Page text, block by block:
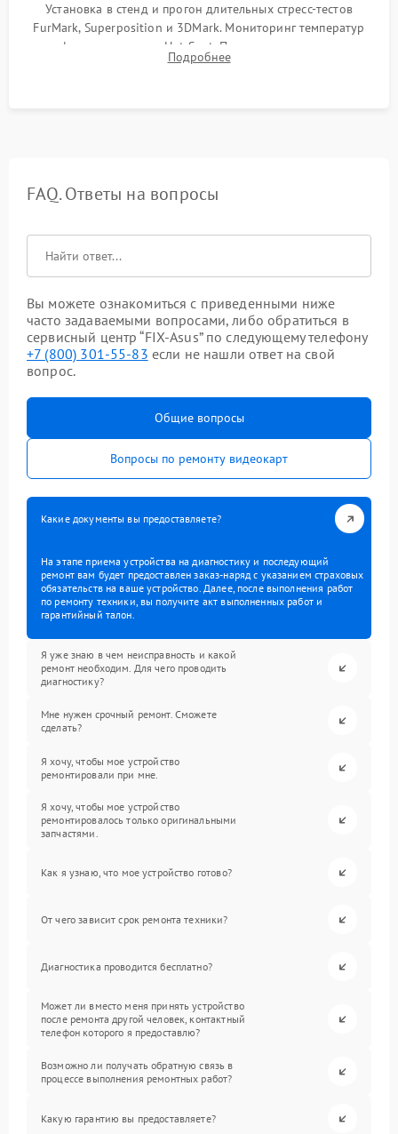
Установка в стенд и прогон длительных стресс-тестов
FurMark, Superposition и 3DMark. Мониторинг температур
графического чипа и Hot Spot. Проверка на отсутствие
артефактов изображения, вылетов драйвера и зависаний.
Подробнее
FAQ. Ответы на вопросы
Вы можете ознакомиться с приведенными ниже
часто задаваемыми вопросами, либо обратиться в
сервисный центр “FIX-Asus” по следующему телефону
+7 (800) 301-55-83 если не нашли ответ на свой
вопрос.
Общие вопросы
Вопросы по ремонту видеокарт
Какие документы вы предоставляете?
На этапе приема устройства на диагностику и последующий
ремонт вам будет предоставлен заказ-наряд с указанием страховых
обязательств на ваше устройство. Далее, после выполнения работ
по ремонту техники, вы получите акт выполненных работ и
гарантийный талон.
Я уже знаю в чем неисправность и какой
ремонт необходим. Для чего проводить
диагностику?
Мне нужен срочный ремонт. Сможете
сделать?
Я хочу, чтобы мое устройство
ремонтировали при мне.
Я хочу, чтобы мое устройство
ремонтировалось только оригинальными
запчастями.
Как я узнаю, что мое устройство готово?
От чего зависит срок ремонта техники?
Диагностика проводится бесплатно?
Может ли вместо меня принять устройство
после ремонта другой человек, контактный
телефон которого я предоставлю?
Возможно ли получать обратную связь в
процессе выполнения ремонтных работ?
Какую гарантию вы предоставляете?